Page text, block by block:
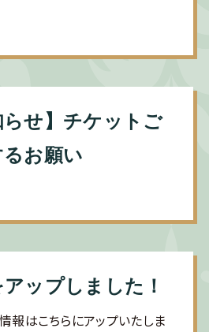
らせ】チケットご
お願い
ップしました！
報はこちらにアップいたしま